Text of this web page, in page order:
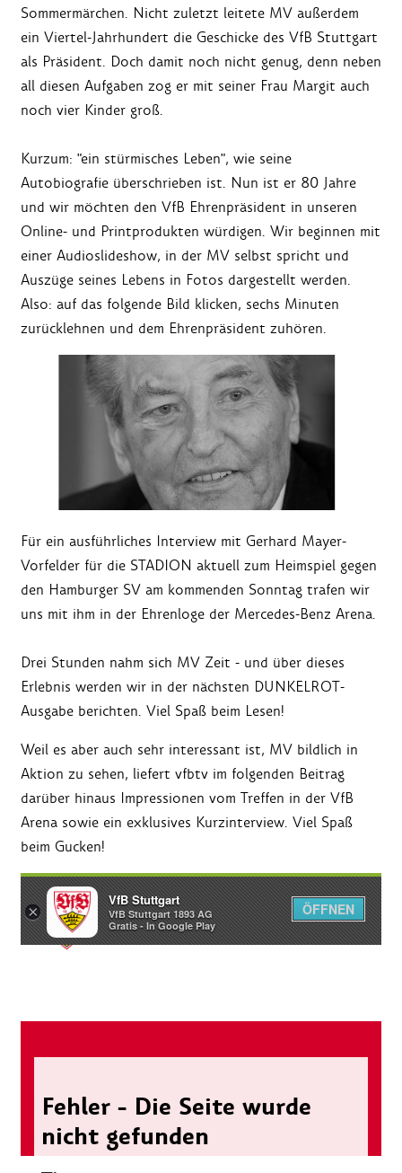
Sommermärchen. Nicht zuletzt leitete MV außerdem
ein Viertel-Jahrhundert die Geschicke des VfB Stuttgart
als Präsident. Doch damit noch nicht genug, denn neben
all diesen Aufgaben zog er mit seiner Frau Margit auch
noch vier Kinder groß.
Kurzum: "ein stürmisches Leben", wie seine
Autobiografie überschrieben ist. Nun ist er 80 Jahre
und wir möchten den VfB Ehrenpräsident in unseren
Online- und Printprodukten würdigen. Wir beginnen mit
einer Audioslideshow, in der MV selbst spricht und
Auszüge seines Lebens in Fotos dargestellt werden.
Also: auf das folgende Bild klicken, sechs Minuten
zurücklehnen und dem Ehrenpräsident zuhören.
Für ein ausführliches Interview mit Gerhard Mayer-
Vorfelder für die STADION aktuell zum Heimspiel gegen
den Hamburger SV am kommenden Sonntag trafen wir
uns mit ihm in der Ehrenloge der Mercedes-Benz Arena.
Drei Stunden nahm sich MV Zeit - und über dieses
Erlebnis werden wir in der nächsten DUNKELROT-
Ausgabe berichten. Viel Spaß beim Lesen!
Weil es aber auch sehr interessant ist, MV bildlich in
Aktion zu sehen, liefert vfbtv im folgenden Beitrag
darüber hinaus Impressionen vom Treffen in der VfB
Arena sowie ein exklusives Kurzinterview. Viel Spaß
beim Gucken!